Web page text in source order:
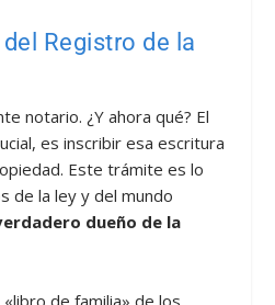
Registro de la
notario. ¿Y ahora qué? El
es inscribir esa escritura
Este trámite es lo
de la ley y del mundo
dueño de la